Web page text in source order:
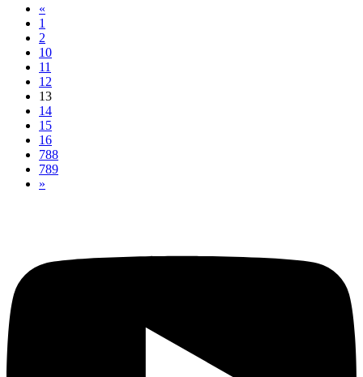
«
1
2
10
11
12
13
14
15
16
788
789
»